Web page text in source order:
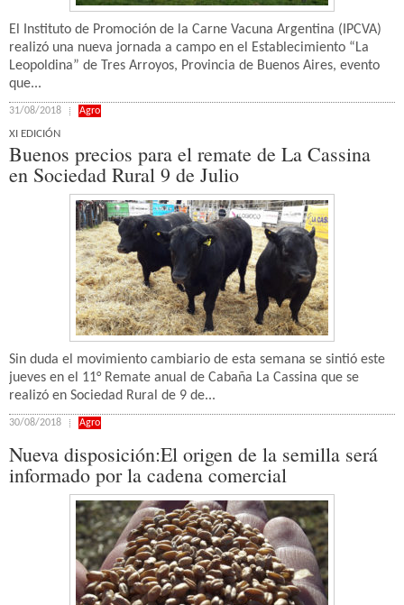
El Instituto de Promoción de la Carne Vacuna Argentina (IPCVA)
realizó una nueva jornada a campo en el Establecimiento “La
Leopoldina” de Tres Arroyos, Provincia de Buenos Aires, evento
que...
31/08/2018 Agro
XI EDICIÓN
Buenos precios para el remate de La Cassina
en Sociedad Rural 9 de Julio
Sin duda el movimiento cambiario de esta semana se sintió este
jueves en el 11° Remate anual de Cabaña La Cassina que se
realizó en Sociedad Rural de 9 de...
30/08/2018 Agro
Nueva disposición:El origen de la semilla será
informado por la cadena comercial